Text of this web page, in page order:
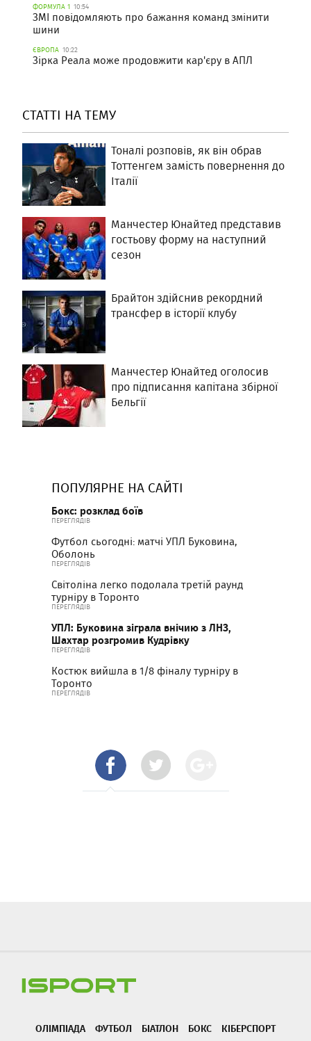
ФОРМУЛА 1 10:54
ЗМІ повідомляють про бажання команд змінити
шини
ЄВРОПА 10:22
Зірка Реала може продовжити кар'єру в АПЛ
СТАТТІ НА ТЕМУ
Тоналі розповів, як він обрав
Тоттенгем замість повернення до
Італії
Манчестер Юнайтед представив
гостьову форму на наступний
сезон
Брайтон здійснив рекордний
трансфер в історії клубу
Манчестер Юнайтед оголосив
про підписання капітана збірної
Бельгії
ПОПУЛЯРНЕ НА САЙТІ
Бокс: розклад боїв
ПЕРЕГЛЯДІВ
Футбол сьогодні: матчі УПЛ Буковина,
Оболонь
ПЕРЕГЛЯДІВ
Світоліна легко подолала третій раунд
турніру в Торонто
ПЕРЕГЛЯДІВ
УПЛ: Буковина зіграла внічию з ЛНЗ,
Шахтар розгромив Кудрівку
ПЕРЕГЛЯДІВ
Костюк вийшла в 1/8 фіналу турніру в
Торонто
ПЕРЕГЛЯДІВ
ОЛІМПІАДА ФУТБОЛ БІАТЛОН БОКС
КІБЕРСПОРТ